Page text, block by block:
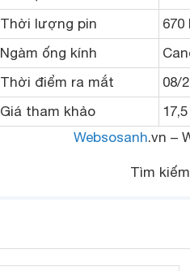
Thời lượng pin
670
Ngàm ống kính
Thời điểm ra mắt
08/
Giá tham khảo
Websosanh.vn –
Tìm